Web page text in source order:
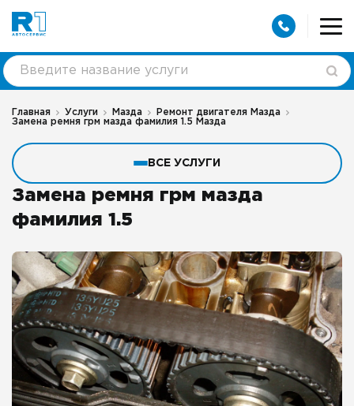
Главная Услуги Мазда
Ремонт двигателя Мазда
Замена ремня грм мазда фамилия 1.5 Мазда
ВСЕ УСЛУГИ
Замена ремня грм мазда
фамилия 1.5